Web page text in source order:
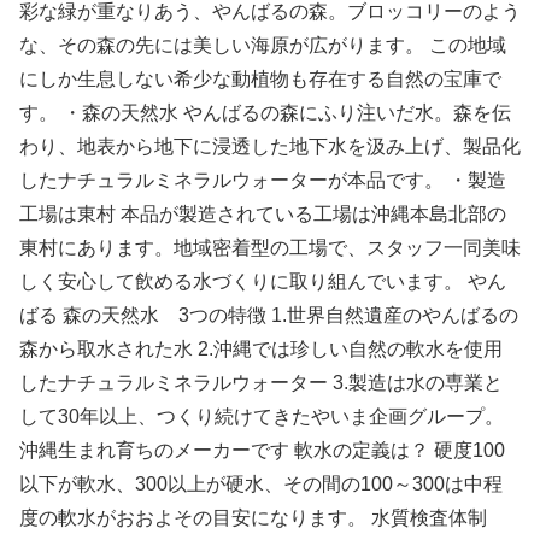
彩な緑が重なりあう、やんばるの森。ブロッコリーのよう
な、その森の先には美しい海原が広がります。 この地域
にしか生息しない希少な動植物も存在する自然の宝庫で
す。 ・森の天然水 やんばるの森にふり注いだ水。森を伝
わり、地表から地下に浸透した地下水を汲み上げ、製品化
したナチュラルミネラルウォーターが本品です。 ・製造
工場は東村 本品が製造されている工場は沖縄本島北部の
東村にあります。地域密着型の工場で、スタッフ一同美味
しく安心して飲める水づくりに取り組んでいます。 やん
ばる 森の天然水 3つの特徴 1.世界自然遺産のやんばるの
森から取水された水 2.沖縄では珍しい自然の軟水を使用
したナチュラルミネラルウォーター 3.製造は水の専業と
して30年以上、つくり続けてきたやいま企画グループ。
沖縄生まれ育ちのメーカーです 軟水の定義は？ 硬度100
以下が軟水、300以上が硬水、その間の100～300は中程
度の軟水がおおよその目安になります。 水質検査体制